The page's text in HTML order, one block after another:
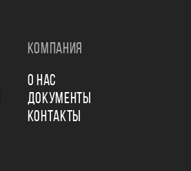
КОМПАНИЯ
О НАС
ДОКУМЕНТЫ
КОНТАКТЫ